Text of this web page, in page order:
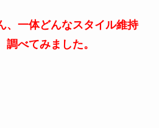
、一体どんなスタイル維持
べてみました。